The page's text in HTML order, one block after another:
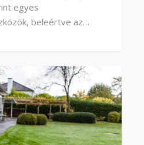
egyes
beleértve az…